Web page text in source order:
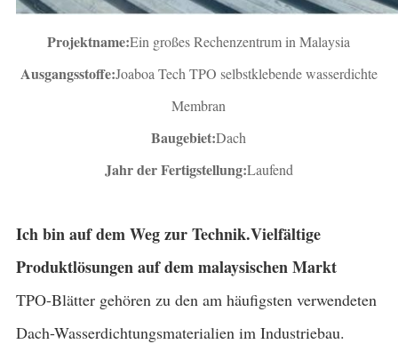
Projektname:Ein großes Rechenzentrum in Malaysia
Ausgangsstoffe:Joaboa Tech TPO selbstklebende wasserdichte
Membran
Baugebiet:Dach
Jahr der Fertigstellung:Laufend
Ich bin auf dem Weg zur Technik.Vielfältige
Produktlösungen auf dem malaysischen Markt
TPO-Blätter gehören zu den am häufigsten verwendeten
Dach-Wasserdichtungsmaterialien im Industriebau.